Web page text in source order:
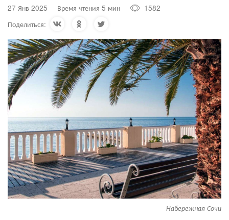
27 Янв 2025 Время чтения 5 мин
1582
Поделиться:
Набережная Сочи